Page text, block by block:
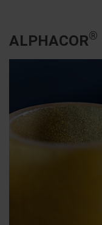
ALPHACOR®